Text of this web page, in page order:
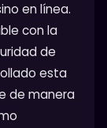
en línea.
con la
de
esta
de manera